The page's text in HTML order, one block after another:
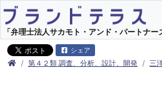
「弁理士法人サカモト・アンド・パートナ
シェア
第４２類 調査、分析、設計、開発
三